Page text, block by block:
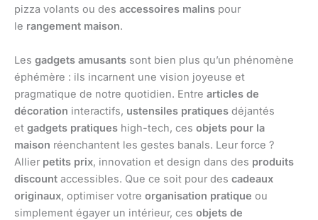
pizza volants ou des accessoires malins pour
le rangement maison.
Les gadgets amusants sont bien plus qu’un phénomène
éphémère : ils incarnent une vision joyeuse et
pragmatique de notre quotidien. Entre articles de
décoration interactifs, ustensiles pratiques déjantés
et gadgets pratiques high-tech, ces objets pour la
maison réenchantent les gestes banals. Leur force ?
Allier petits prix, innovation et design dans des produits
discount accessibles. Que ce soit pour des cadeaux
originaux, optimiser votre organisation pratique ou
simplement égayer un intérieur, ces objets de